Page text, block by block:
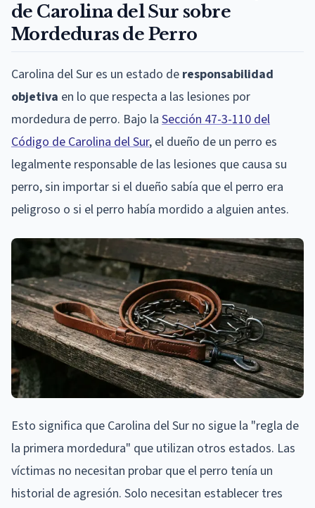
de Carolina del Sur sobre
Mordeduras de Perro
Carolina del Sur es un estado de responsabilidad
objetiva en lo que respecta a las lesiones por
mordedura de perro. Bajo la Sección 47-3-110 del
Código de Carolina del Sur, el dueño de un perro es
legalmente responsable de las lesiones que causa su
perro, sin importar si el dueño sabía que el perro era
peligroso o si el perro había mordido a alguien antes.
Esto significa que Carolina del Sur no sigue la "regla de
la primera mordedura" que utilizan otros estados. Las
víctimas no necesitan probar que el perro tenía un
historial de agresión. Solo necesitan establecer tres